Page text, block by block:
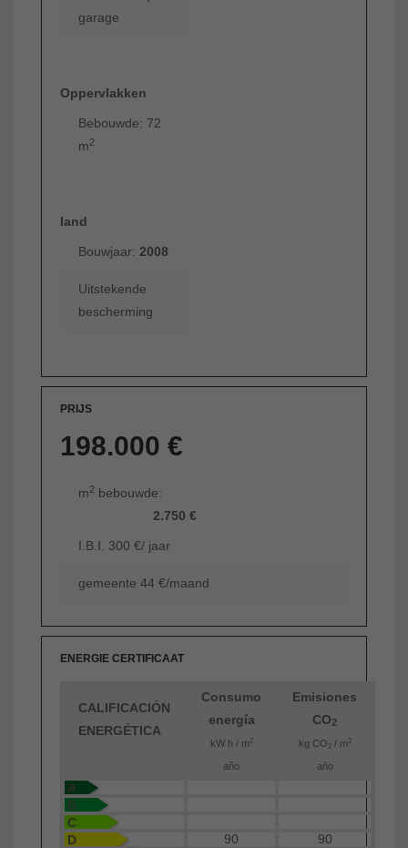
garage
Oppervlakken
Bebouwde: 72
m2
land
Bouwjaar: 2008
Uitstekende
bescherming
PRIJS
198.000 €
m2 bebouwde:
2.750 €
I.B.I. 300 €/ jaar
gemeente 44 €/maand
ENERGIE CERTIFICAAT
CALIFICACIÓN
ENERGÉTICA
Consumo
energía
kW h / m2
año
Emisiones
CO2
kg CO 2/ m2
año
A
B
C
D
90
90